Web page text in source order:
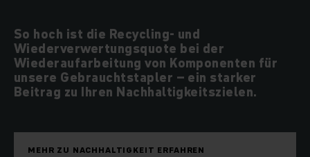
So hoch ist die Recycling- und
Wiederverwertungsquote bei der
Wiederaufarbeitung von Komponenten für
unsere Gebrauchtstapler – ein starker
Beitrag zu Ihren Nachhaltigkeitszielen.
MEHR ZU NACHHALTIGKEIT ERFAHREN